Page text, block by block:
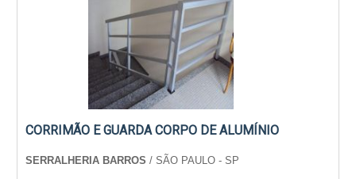
CORRIMÃO E GUARDA CORPO DE ALUMÍNIO
SERRALHERIA BARROS / SÃO PAULO - SP